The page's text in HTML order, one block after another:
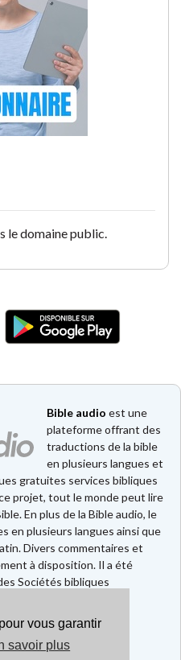
vous garantir
savoir plus
le domaine public.
Bible audio est une
plateforme offrant des
traductions de la bible
en plusieurs langues et
gratuites services bibliques
projet, tout le monde peut lire
En plus de la Bible audio, le
en plusieurs langues ainsi que
Divers commentaires et
à disposition. Il a été
Sociétés bibliques